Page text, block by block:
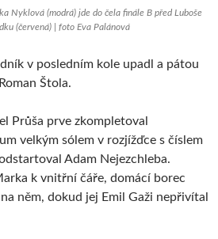
Nyklová (modrá) jde do čela finále B před Luboše
(červená) | foto Eva Palánová
v posledním kole upadl a pátou
Štola.
Průša prve zkompletoval
velkým sólem v rozjížďce s číslem
Adam Nejezchleba.
k vnitřní čáře, domácí borec
něm, dokud jej Emil Gaži nepřivítal